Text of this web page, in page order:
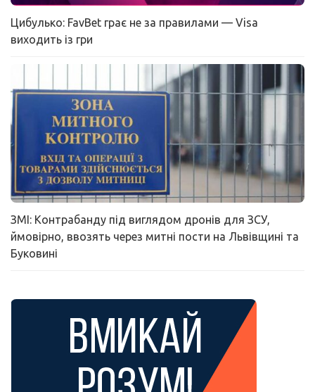
Цибулько: FavBet грає не за правилами — Visa
виходить із гри
ЗМІ: Контрабанду під виглядом дронів для ЗСУ,
ймовірно, ввозять через митні пости на Львівщині та
Буковині